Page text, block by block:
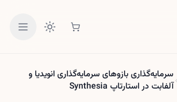
سرمایه‌گذاری بازوهای سرمایه‌گذاری انویدیا و
آلفابت در استارتاپ Synthesia